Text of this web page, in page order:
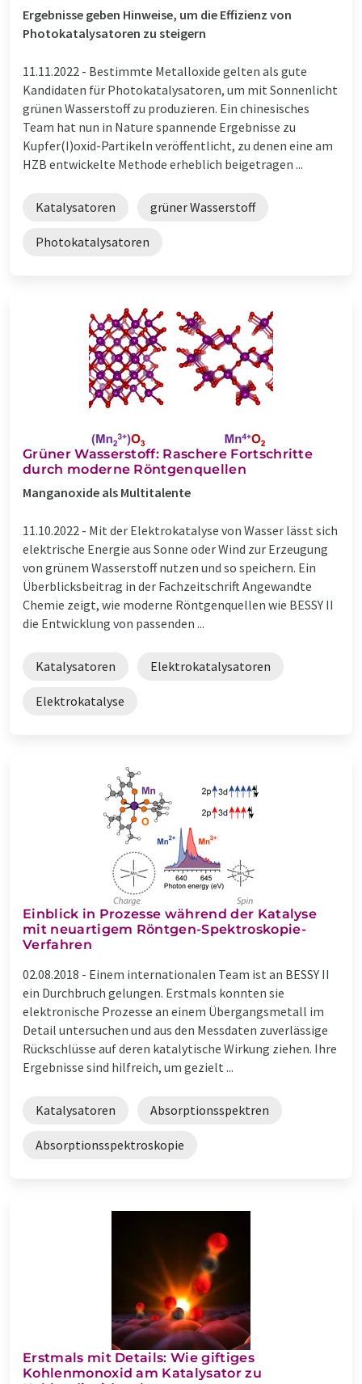
Ergebnisse geben Hinweise, um die Effizienz von
Photokatalysatoren zu steigern
11.11.2022 - Bestimmte Metalloxide gelten als gute
Kandidaten für Photokatalysatoren, um mit Sonnenlicht
grünen Wasserstoff zu produzieren. Ein chinesisches
Team hat nun in Nature spannende Ergebnisse zu
Kupfer(I)oxid-Partikeln veröffentlicht, zu denen eine am
HZB entwickelte Methode erheblich beigetragen ...
Katalysatoren grüner Wasserstoff
Photokatalysatoren
Grüner Wasserstoff: Raschere Fortschritte
durch moderne Röntgenquellen
Manganoxide als Multitalente
11.10.2022 - Mit der Elektrokatalyse von Wasser lässt sich
elektrische Energie aus Sonne oder Wind zur Erzeugung
von grünem Wasserstoff nutzen und so speichern. Ein
Überblicksbeitrag in der Fachzeitschrift Angewandte
Chemie zeigt, wie moderne Röntgenquellen wie BESSY II
die Entwicklung von passenden ...
Katalysatoren Elektrokatalysatoren
Elektrokatalyse
Einblick in Prozesse während der Katalyse
mit neuartigem Röntgen-Spektroskopie-
Verfahren
02.08.2018 - Einem internationalen Team ist an BESSY II
ein Durchbruch gelungen. Erstmals konnten sie
elektronische Prozesse an einem Übergangsmetall im
Detail untersuchen und aus den Messdaten zuverlässige
Rückschlüsse auf deren katalytische Wirkung ziehen. Ihre
Ergebnisse sind hilfreich, um gezielt ...
Katalysatoren Absorptionsspektren
Absorptionsspektroskopie
Erstmals mit Details: Wie giftiges
Kohlenmonoxid am Katalysator zu